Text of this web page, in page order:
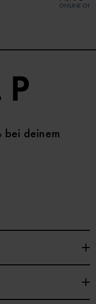
ONLINE
bei deinem